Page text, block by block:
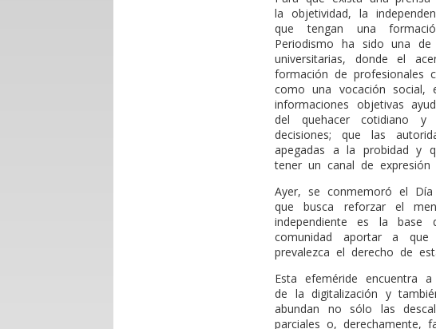
la objetividad, la
que tengan una
Periodismo ha sido una
universitarias, donde el
formación de profesionales
como una vocación
informaciones objetivas
del quehacer cotidiano
decisiones; que las
apegadas a la probidad y
tener un canal de
Ayer, se conmemoró el
que busca reforzar el
independiente es la base
comunidad aportar a
prevalezca el derecho de
Esta efeméride encuentra
de la digitalización y
abundan no sólo las
parciales o, derechamente,